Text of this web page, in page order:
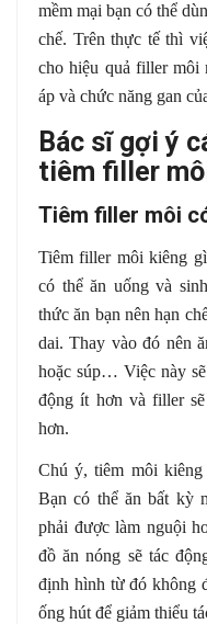
mềm mại bạn có thể
chế. Trên thực tế thì
cho hiệu quả filler môi
áp và chức năng gan
Bác sĩ gợi ý
tiêm filler
Tiêm filler môi
Tiêm filler môi kiêng
có thể ăn uống và
thức ăn bạn nên hạn
dai. Thay vào đó nên
hoặc súp… Việc này
động ít hơn và filler
hơn.
Chú ý, tiêm môi
Bạn có thể ăn bất kỳ
phải được làm nguội
đồ ăn nóng sẽ tác
định hình từ đó không
ống hút để giảm thiểu